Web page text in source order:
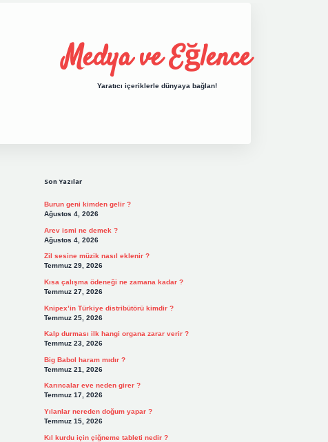
Medya ve Eğlence
Yaratıcı içeriklerle dünyaya bağlan!
Son Yazılar
Burun geni kimden gelir ?
Ağustos 4, 2026
Arev ismi ne demek ?
Ağustos 4, 2026
Zil sesine müzik nasıl eklenir ?
Temmuz 29, 2026
Kısa çalışma ödeneği ne zamana kadar ?
Temmuz 27, 2026
Knipex’in Türkiye distribütörü kimdir ?
Temmuz 25, 2026
Kalp durması ilk hangi organa zarar verir ?
Temmuz 23, 2026
Big Babol haram mıdır ?
Temmuz 21, 2026
Karıncalar eve neden girer ?
Temmuz 17, 2026
Yılanlar nereden doğum yapar ?
Temmuz 15, 2026
Kıl kurdu için çiğneme tableti nedir ?